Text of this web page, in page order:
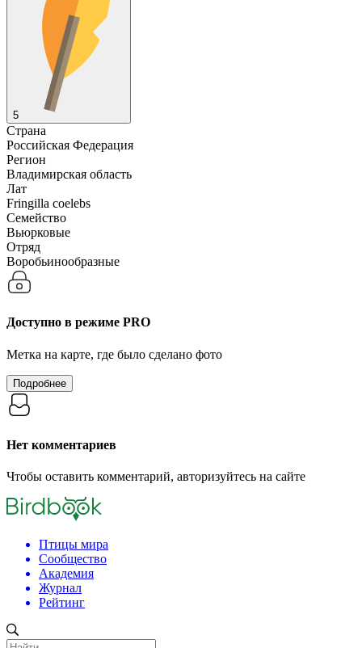
5
Страна
Российская Федерация
Регион
Владимирская область
Лат
Fringilla coelebs
Семейство
Вьюрковые
Отряд
Воробьинообразные
Доступно в режиме PRO
Метка на карте, где было сделано фото
Подробнее
Нет комментариев
Чтобы оставить комментарий, авторизуйтесь на сайте
Птицы мира
Сообщество
Академия
Журнал
Рейтинг